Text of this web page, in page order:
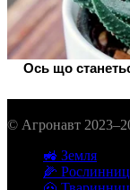
© Агронавт
🚜 Земля
🌽